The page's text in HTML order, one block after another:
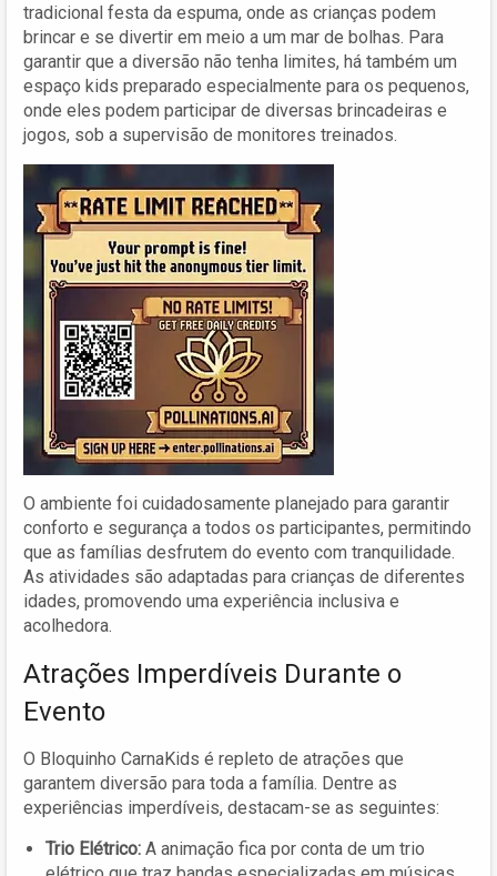
tradicional festa da espuma, onde as crianças podem
brincar e se divertir em meio a um mar de bolhas. Para
garantir que a diversão não tenha limites, há também um
espaço kids preparado especialmente para os pequenos,
onde eles podem participar de diversas brincadeiras e
jogos, sob a supervisão de monitores treinados.
O ambiente foi cuidadosamente planejado para garantir
conforto e segurança a todos os participantes, permitindo
que as famílias desfrutem do evento com tranquilidade.
As atividades são adaptadas para crianças de diferentes
idades, promovendo uma experiência inclusiva e
acolhedora.
Atrações Imperdíveis Durante o
Evento
O Bloquinho CarnaKids é repleto de atrações que
garantem diversão para toda a família. Dentre as
experiências imperdíveis, destacam-se as seguintes:
Trio Elétrico: A animação fica por conta de um trio